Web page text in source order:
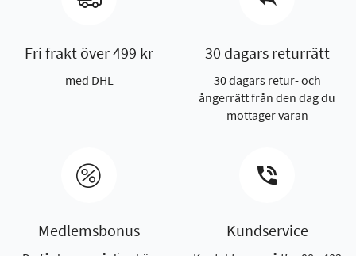
Fri frakt över 499 kr
med DHL
30 dagars returrätt
30 dagars retur- och
ångerrätt från den dag du
mottager varan
Medlemsbonus Kundservice